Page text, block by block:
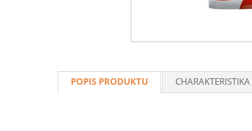
POPIS PRODUKTU CHARAKTERISTIKA